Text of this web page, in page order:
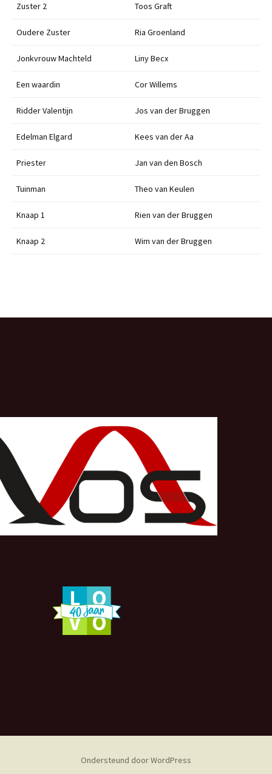
Zuster 2 Toos Graft
Oudere Zuster Ria Groenland
Jonkvrouw Machteld Liny Becx
Een waardin Cor Willems
Ridder Valentijn Jos van der Bruggen
Edelman Elgard Kees van der Aa
Priester Jan van den Bosch
Tuinman Theo van Keulen
Knaap 1 Rien van der Bruggen
Knaap 2 Wim van der Bruggen
Ondersteund door WordPress